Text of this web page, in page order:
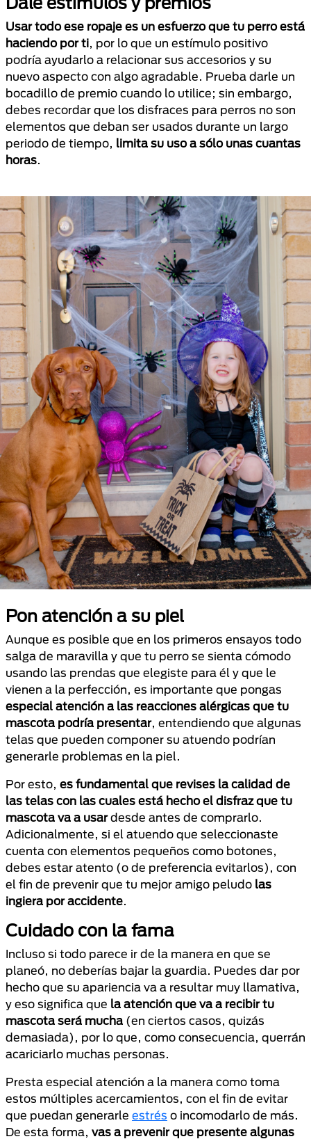
Usar todo ese ropaje es un esfuerzo que tu perro está
haciendo por ti , por lo que un estímulo positivo
podría ayudarlo a relacionar sus accesorios y su
nuevo aspecto con algo agradable. Prueba darle un
bocadillo de premio cuando lo utilice; sin embargo,
debes recordar que los disfraces para perros no son
elementos que deban ser usados durante un largo
periodo de tiempo, limita su uso a sólo unas cuantas
horas
Pon atención a su piel
Aunque es posible que en los primeros ensayos todo
salga de maravilla y que tu perro se sienta cómodo
usando las prendas que elegiste para él y que le
vienen a la perfección, es importante que pongas
especial atención a las reacciones alérgicas que tu
mascota podría presentar, entendiendo que algunas
telas que pueden componer su atuendo podrían
generarle problemas en la piel.
Por esto, es fundamental que revises la calidad de
las telas con las cuales está hecho el disfraz que tu
mascota va a usardesde antes de comprarlo.
Adicionalmente, si el atuendo que seleccionaste
cuenta con elementos pequeños como botones,
debes estar atento (o de preferencia evitarlos), con
el fin de prevenir que tu mejor amigo peludo las
ingiera por accidente
Cuidado con la fama
Incluso si todo parece ir de la manera en que se
planeó, no deberías bajar la guardia. Puedes dar por
hecho que su apariencia va a resultar muy llamativa,
y eso significa que la atención que va a recibir tu
mascota será mucha (en ciertos casos, quizás
demasiada), por lo que, como consecuencia, querrán
acariciarlo muchas personas.
Presta especial atención a la manera como toma
estos múltiples acercamientos, con el fin de evitar
que puedan generarle estrés o incomodarlo de más.
De esta forma, vas a prevenir que presente algunas